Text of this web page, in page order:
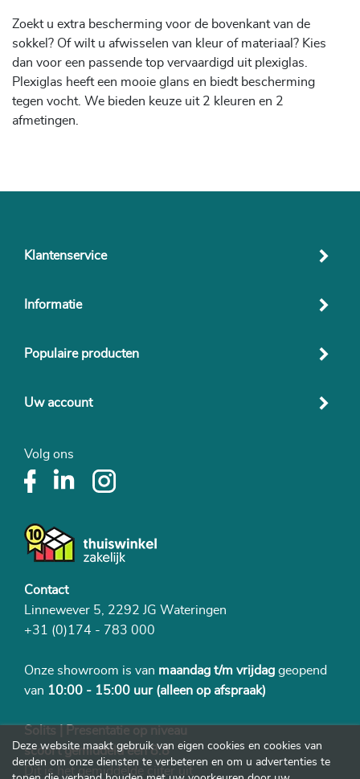
Zoekt u extra bescherming voor de bovenkant van de
sokkel? Of wilt u afwisselen van kleur of materiaal? Kies
dan voor een passende top vervaardigd uit plexiglas.
Plexiglas heeft een mooie glans en biedt bescherming
tegen vocht. We bieden keuze uit 2 kleuren en 2
afmetingen.
Klantenservice
Informatie
Populaire producten
Uw account
Volg ons
Contact
Linnewever 5, 2292 JG Wateringen
+31 (0)174 - 783 000
Onze showroom is van maandag t/m vrijdag geopend
van 10:00 - 15:00 uur (alleen op afspraak)
Solits | Presentatie op niveau
scoort gemiddeld een 8.8
Dit is het gemiddelde cijfer uit
Deze website maakt gebruik van eigen cookies en cookies van
derden om onze diensten te verbeteren en om u advertenties te